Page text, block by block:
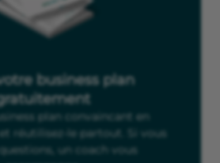
business plan
plan convaincant en
réutilisez-le partout. Si vous
un coach vous